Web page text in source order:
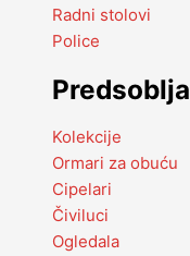
Radni stolovi
Police
Predsoblja
Kolekcije
Ormari za obuću
Cipelari
Čiviluci
Ogledala